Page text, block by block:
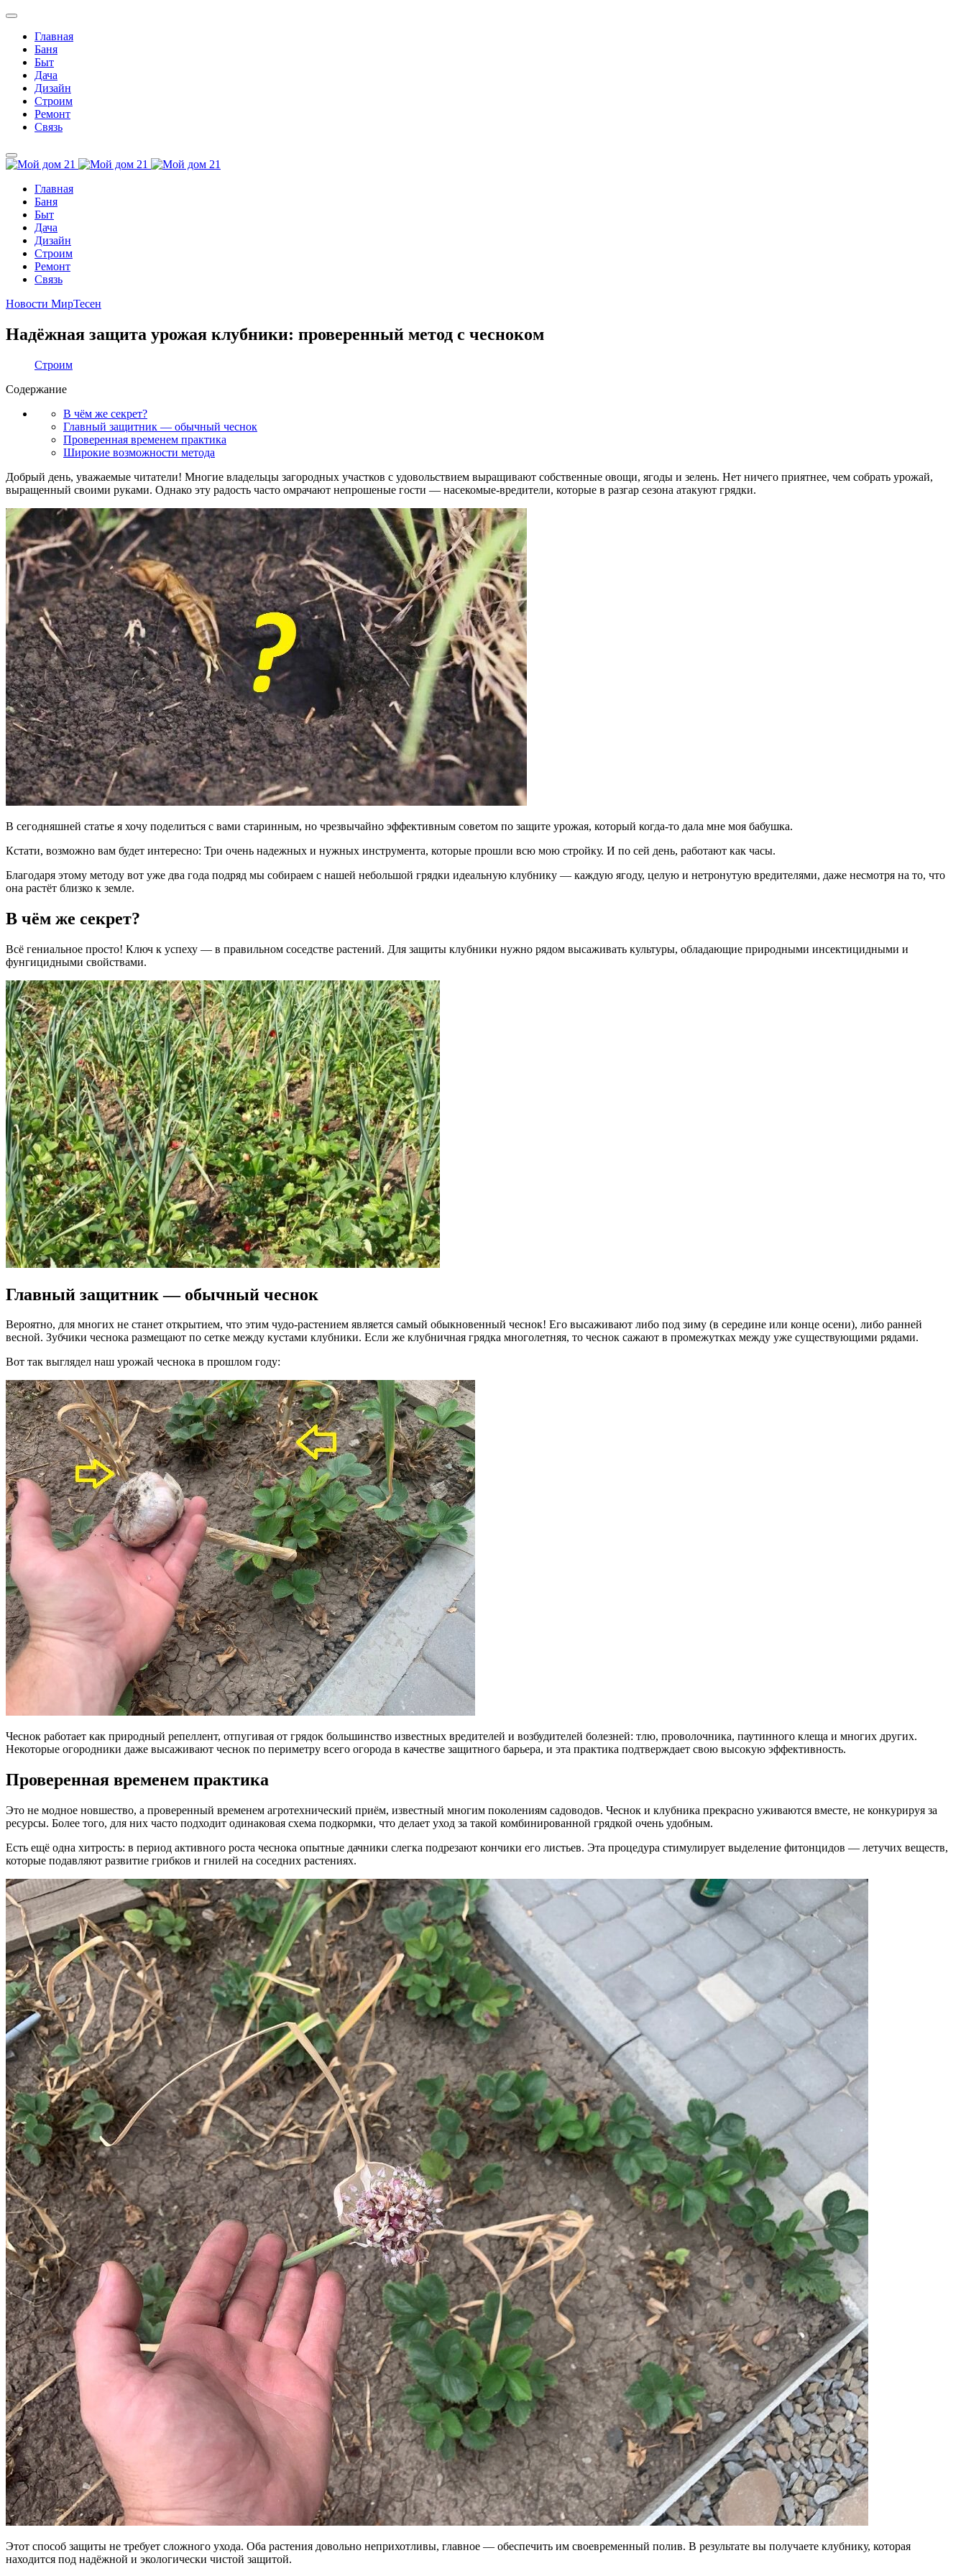
Главная
Баня
Быт
Дача
Дизайн
Строим
Ремонт
Связь
Главная
Баня
Быт
Дача
Дизайн
Строим
Ремонт
Связь
Новости МирТесен
Надёжная защита урожая клубники: проверенный метод с чесноком
Строим
Содержание
В чём же секрет?
Главный защитник — обычный чеснок
Проверенная временем практика
Широкие возможности метода
Добрый день, уважаемые читатели! Многие владельцы загородных участков с удовольствием выращивают собственные овощи, ягоды и зелень. Нет ничего приятнее, чем собрать урожай,
выращенный своими руками. Однако эту радость часто омрачают непрошеные гости — насекомые-вредители, которые в разгар сезона атакуют грядки.
В сегодняшней статье я хочу поделиться с вами старинным, но чрезвычайно эффективным советом по защите урожая, который когда-то дала мне моя бабушка.
Кстати, возможно вам будет интересно: Три очень надежных и нужных инструмента, которые прошли всю мою стройку. И по сей день, работают как часы.
Благодаря этому методу вот уже два года подряд мы собираем с нашей небольшой грядки идеальную клубнику — каждую ягоду, целую и нетронутую вредителями, даже несмотря на то, что
она растёт близко к земле.
В чём же секрет?
Всё гениальное просто! Ключ к успеху — в правильном соседстве растений. Для защиты клубники нужно рядом высаживать культуры, обладающие природными инсектицидными и
фунгицидными свойствами.
Главный защитник — обычный чеснок
Вероятно, для многих не станет открытием, что этим чудо-растением является самый обыкновенный чеснок! Его высаживают либо под зиму (в середине или конце осени), либо ранней
весной. Зубчики чеснока размещают по сетке между кустами клубники. Если же клубничная грядка многолетняя, то чеснок сажают в промежутках между уже существующими рядами.
Вот так выглядел наш урожай чеснока в прошлом году:
Чеснок работает как природный репеллент, отпугивая от грядок большинство известных вредителей и возбудителей болезней: тлю, проволочника, паутинного клеща и многих других.
Некоторые огородники даже высаживают чеснок по периметру всего огорода в качестве защитного барьера, и эта практика подтверждает свою высокую эффективность.
Проверенная временем практика
Это не модное новшество, а проверенный временем агротехнический приём, известный многим поколениям садоводов. Чеснок и клубника прекрасно уживаются вместе, не конкурируя за
ресурсы. Более того, для них часто подходит одинаковая схема подкормки, что делает уход за такой комбинированной грядкой очень удобным.
Есть ещё одна хитрость: в период активного роста чеснока опытные дачники слегка подрезают кончики его листьев. Эта процедура стимулирует выделение фитонцидов — летучих веществ,
которые подавляют развитие грибков и гнилей на соседних растениях.
Этот способ защиты не требует сложного ухода. Оба растения довольно неприхотливы, главное — обеспечить им своевременный полив. В результате вы получаете клубнику, которая
находится под надёжной и экологически чистой защитой.